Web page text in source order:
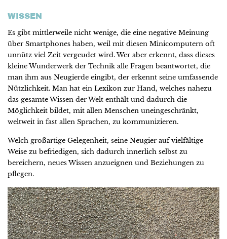
WISSEN
Es gibt mittlerweile nicht wenige, die eine negative Meinung
über Smartphones haben, weil mit diesen Minicomputern oft
unnütz viel Zeit vergeudet wird. Wer aber erkennt, dass dieses
kleine Wunderwerk der Technik alle Fragen beantwortet, die
man ihm aus Neugierde eingibt, der erkennt seine umfassende
Nützlichkeit. Man hat ein Lexikon zur Hand, welches nahezu
das gesamte Wissen der Welt enthält und dadurch die
Möglichkeit bildet, mit allen Menschen uneingeschränkt,
weltweit in fast allen Sprachen, zu kommunizieren.
Welch großartige Gelegenheit, seine Neugier auf vielfältige
Weise zu befriedigen, sich dadurch innerlich selbst zu
bereichern, neues Wissen anzueignen und Beziehungen zu
pflegen.